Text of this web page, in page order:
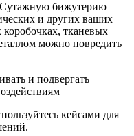
Сутажную бижутерию
и других ваших
тканевых
можно повредить
и подвергать
кейсами для